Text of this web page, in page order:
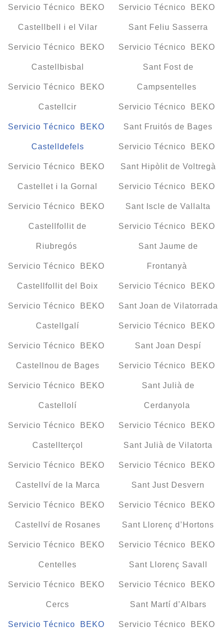
Servicio Técnico BEKO
Castellbell i el Vilar
Servicio Técnico BEKO
Castellbisbal
Servicio Técnico BEKO
Castellcir
Servicio Técnico BEKO
Castelldefels
Servicio Técnico BEKO
Castellet i la Gornal
Servicio Técnico BEKO
Castellfollit de
Riubregós
Servicio Técnico BEKO
Castellfollit del Boix
Servicio Técnico BEKO
Castellgalí
Servicio Técnico BEKO
Castellnou de Bages
Servicio Técnico BEKO
Castellolí
Servicio Técnico BEKO
Castellterçol
Servicio Técnico BEKO
Castellví de la Marca
Servicio Técnico BEKO
Castellví de Rosanes
Servicio Técnico BEKO
Centelles
Servicio Técnico BEKO
Cercs
Servicio Técnico BEKO
Servicio Técnico BEKO
Sant Feliu Sasserra
Servicio Técnico BEKO
Sant Fost de
Campsentelles
Servicio Técnico BEKO
Sant Fruitós de Bages
Servicio Técnico BEKO
Sant Hipòlit de Voltregà
Servicio Técnico BEKO
Sant Iscle de Vallalta
Servicio Técnico BEKO
Sant Jaume de
Frontanyà
Servicio Técnico BEKO
Sant Joan de Vilatorrada
Servicio Técnico BEKO
Sant Joan Despí
Servicio Técnico BEKO
Sant Julià de
Cerdanyola
Servicio Técnico BEKO
Sant Julià de Vilatorta
Servicio Técnico BEKO
Sant Just Desvern
Servicio Técnico BEKO
Sant Llorenç d’Hortons
Servicio Técnico BEKO
Sant Llorenç Savall
Servicio Técnico BEKO
Sant Martí d’Albars
Servicio Técnico BEKO